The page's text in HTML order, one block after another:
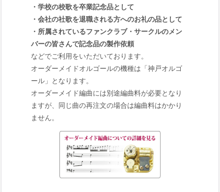
・学校の校歌を卒業記念品として
・会社の社歌を退職される方へのお礼の品として
・所属されているファンクラブ・サークルのメン
バーの皆さんで記念品の製作依頼
などでご利用をいただいております。
オーダーメイドオルゴールの機種は「神戸オルゴ
ール」となります。
オーダーメイド編曲には別途編曲料が必要となり
ますが、同じ曲の再注文の場合は編曲料はかかり
ません。